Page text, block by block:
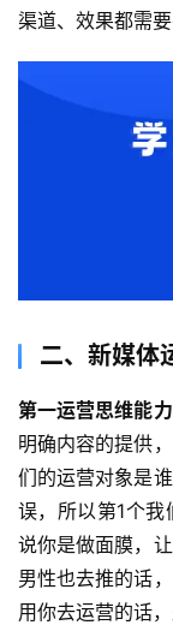
渠道、效果都需要
二、新媒体
第一运营思维能力
明确内容的提供
们的运营对象是
误，所以第1个
说你是做面膜，
男性也去推的话
用你去运营的话